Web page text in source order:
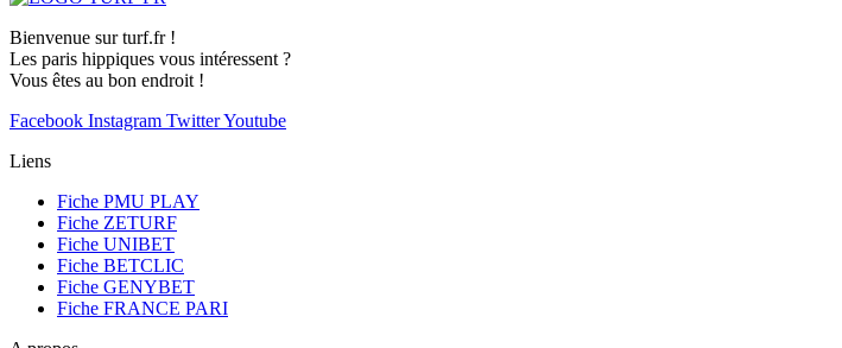
Bienvenue sur turf.fr !
Les paris hippiques vous intéressent ?
Vous êtes au bon endroit !
Facebook Instagram TwitterYoutube
Liens
Fiche PMU PLAY
Fiche ZETURF
Fiche UNIBET
Fiche BETCLIC
Fiche GENYBET
Fiche FRANCE PARI